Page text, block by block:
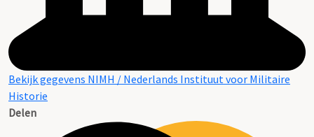
Bekijk gegevens NIMH / Nederlands Instituut voor Militaire
Historie
Delen